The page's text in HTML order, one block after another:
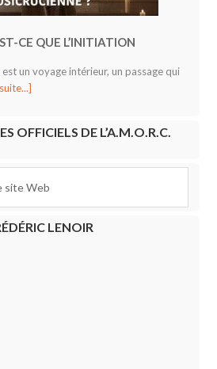
CE QUE L’INITIATION
est un voyage intérieur, un passage qui
OFFICIELS DE L’A.M.O.R.C.
LENOIR